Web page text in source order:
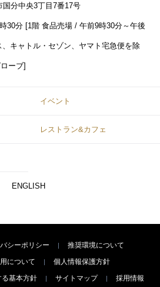
分中央3丁目7番17号
30分 [1階 食品売場 / 午前9時30分～午後
キャトル・セゾン、ヤマト宅急便を除
ーブ]
イベント
レストラン&カフェ
ENGLISH
シーポリシー
推奨環境について
について
個人情報保護方針
基本方針
サイトマップ 採用情報